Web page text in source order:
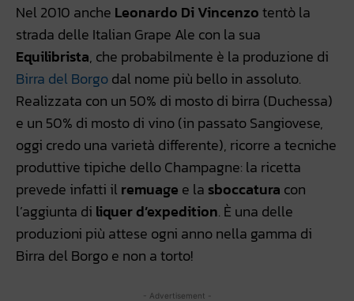
Nel 2010 anche Leonardo Di Vincenzotentò la
strada delle Italian Grape Ale con la sua
Equilibrista, che probabilmente è la produzione di
Birra del Borgodal nome più bello in assoluto.
Realizzata con un 50% di mosto di birra (Duchessa)
e un 50% di mosto di vino (in passato Sangiovese,
oggi credo una varietà differente), ricorre a tecniche
produttive tipiche dello Champagne: la ricetta
prevede infatti il remuage e la sboccatura con
l’aggiunta di liquer d’expedition. È una delle
produzioni più attese ogni anno nella gamma di
Birra del Borgo e non a torto!
- Advertisement -